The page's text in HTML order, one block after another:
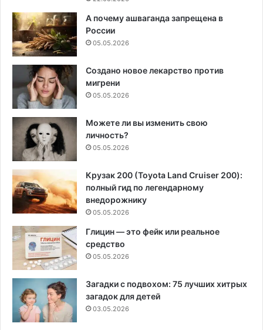
А почему ашваганда запрещена в
России
05.05.2026
Создано новое лекарство против
мигрени
05.05.2026
Можете ли вы изменить свою
личность?
05.05.2026
Крузак 200 (Toyota Land Cruiser 200):
полный гид по легендарному
внедорожнику
05.05.2026
Глицин — это фейк или реальное
средство
05.05.2026
Загадки с подвохом: 75 лучших хитрых
загадок для детей
03.05.2026